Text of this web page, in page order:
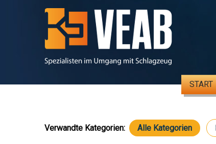
START
Verwandte Kategorien: Alle Kategorien